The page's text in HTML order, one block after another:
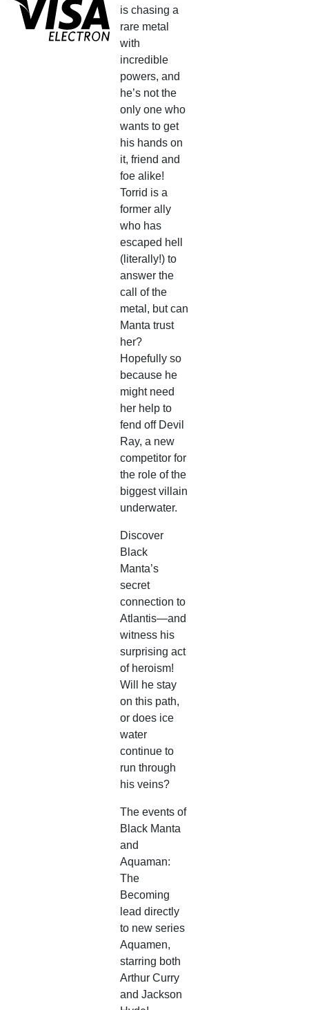
is chasing a
rare metal
with
incredible
powers, and
he’s not the
only one who
wants to get
his hands on
it, friend and
foe alike!
Torrid is a
former ally
who has
escaped hell
(literally!) to
answer the
call of the
metal, but can
Manta trust
her?
Hopefully so
because he
might need
her help to
fend off Devil
Ray, a new
competitor for
the role of the
biggest villain
underwater.
Discover
Black
Manta’s
secret
connection to
Atlantis—and
witness his
surprising act
of heroism!
Will he stay
on this path,
or does ice
water
continue to
run through
his veins?
The events of
Black Manta
and
Aquaman:
The
Becoming
lead directly
to new series
Aquamen,
starring both
Arthur Curry
and Jackson